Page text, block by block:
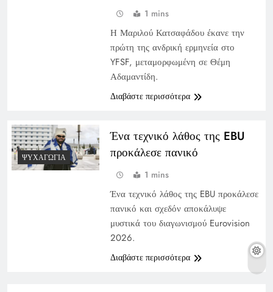
1 mins
Η Μαριλού Κατσαφάδου έκανε την
πρώτη της ανδρική ερμηνεία στο
YFSF, μεταμορφωμένη σε Θέμη
Αδαμαντίδη.
Διαβάστε περισσότερα
ΨΥΧΑΓΩΓΊΑ
Ένα τεχνικό λάθος της EBU
προκάλεσε πανικό
1 mins
Ένα τεχνικό λάθος της EBU προκάλεσε
πανικό και σχεδόν αποκάλυψε
μυστικά του διαγωνισμού Eurovision
2026.
Διαβάστε περισσότερα